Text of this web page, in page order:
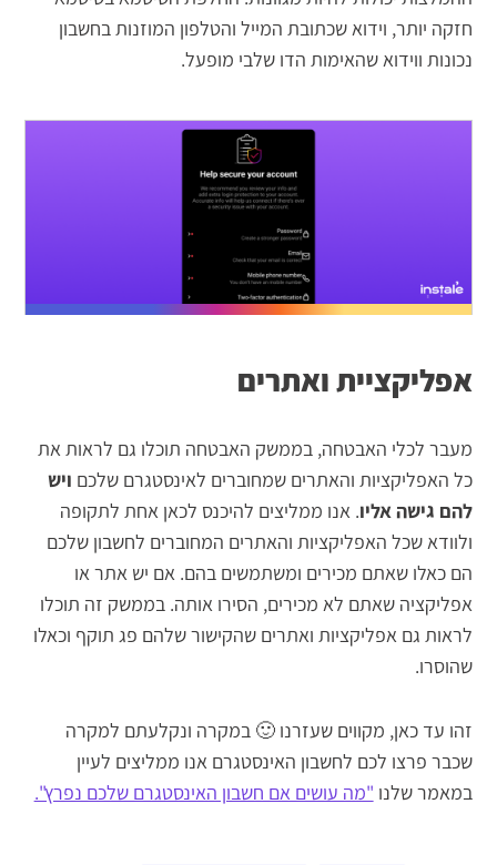
חזקה יותר, וידוא שכתובת המייל והטלפון המוזנות בחשבון
נכונות ווידוא שהאימות הדו שלבי מופעל.
אפליקציית ואתרים
מעבר לכלי האבטחה, בממשק האבטחה תוכלו גם לראות את
כל האפליקציות והאתרים שמחוברים לאינסטגרם שלכם ויש
להם גישה אליו. אנו ממליצים להיכנס לכאן אחת לתקופה
ולוודא שכל האפליקציות והאתרים המחוברים לחשבון שלכם
הם כאלו שאתם מכירים ומשתמשים בהם. אם יש אתר או
אפליקציה שאתם לא מכירים, הסירו אותה. בממשק זה תוכלו
לראות גם אפליקציות ואתרים שהקישור שלהם פג תוקף וכאלו
שהוסרו.
זהו עד כאן, מקווים שעזרנו 🙂 במקרה ונקלעתם למקרה
שכבר פרצו לכם לחשבון האינסטגרם אנו ממליצים לעיין
במאמר שלנו "מה עושים אם חשבון האינסטגרם שלכם נפרץ".